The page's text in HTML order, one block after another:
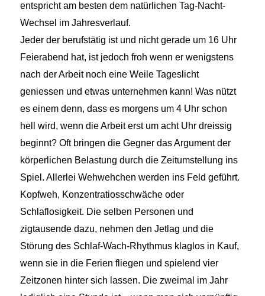
entspricht am besten dem natürlichen Tag-Nacht-
Wechsel im Jahresverlauf.
Jeder der berufstätig ist und nicht gerade um 16 Uhr
Feierabend hat, ist jedoch froh wenn er wenigstens
nach der Arbeit noch eine Weile Tageslicht
geniessen und etwas unternehmen kann! Was nützt
es einem denn, dass es morgens um 4 Uhr schon
hell wird, wenn die Arbeit erst um acht Uhr dreissig
beginnt? Oft bringen die Gegner das Argument der
körperlichen Belastung durch die Zeitumstellung ins
Spiel. Allerlei Wehwehchen werden ins Feld geführt.
Kopfweh, Konzentratiosschwäche oder
Schlaflosigkeit. Die selben Personen und
zigtausende dazu, nehmen den Jetlag und die
Störung des Schlaf-Wach-Rhythmus klaglos in Kauf,
wenn sie in die Ferien fliegen und spielend vier
Zeitzonen hinter sich lassen. Die zweimal im Jahr